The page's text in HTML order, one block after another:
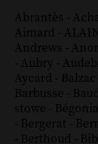
Abrantès -
Aimard -
Andrews -
- Aubry -
Aycard - Balzac
Barbusse -
stowe -
- Bergerat -
- Berthoud -